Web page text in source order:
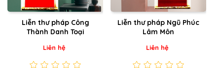
Liễn thư pháp Công
Thành Danh Toại
Liên hệ
Liễn thư pháp Ngũ Phúc
Lâm Môn
Liên hệ